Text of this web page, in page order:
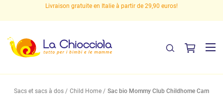
Livraison gratuite en Italie à partir de 29,90 euros!
Sacs et sacs à dos Child Home Sac bio Mommy Club Childhome Cam